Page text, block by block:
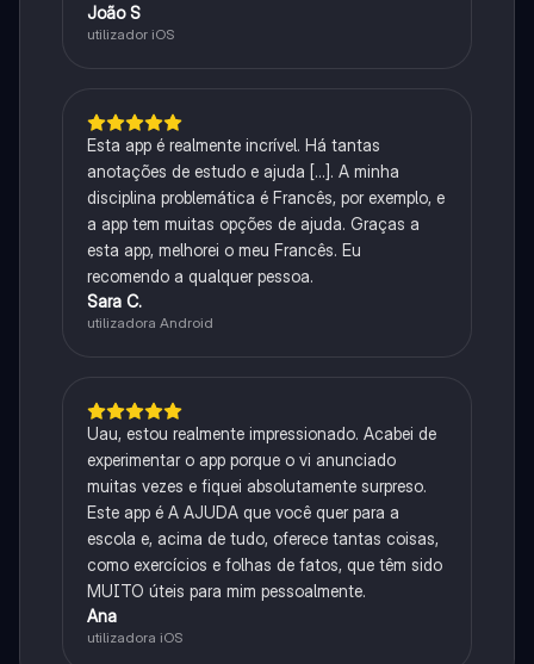
João S
utilizador iOS
Esta app é realmente incrível. Há tantas
anotações de estudo e ajuda [...]. A minha
disciplina problemática é Francês, por exemplo, e
a app tem muitas opções de ajuda. Graças a
esta app, melhorei o meu Francês. Eu
recomendo a qualquer pessoa.
Sara C.
utilizadora Android
Uau, estou realmente impressionado. Acabei de
experimentar o app porque o vi anunciado
muitas vezes e fiquei absolutamente surpreso.
Este app é A AJUDA que você quer para a
escola e, acima de tudo, oferece tantas coisas,
como exercícios e folhas de fatos, que têm sido
MUITO úteis para mim pessoalmente.
Ana
utilizadora iOS